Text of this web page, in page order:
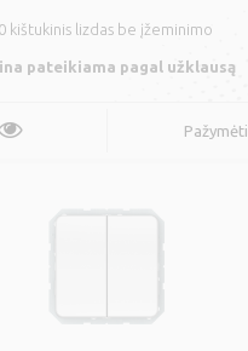
kištukinis lizdas be įžeminimo
pateikiama pagal užklausą
Pažymėti